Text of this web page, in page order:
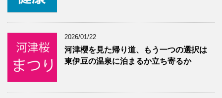
2026/01/22
河津櫻を見た帰り道、もう一つの選択は
東伊豆の温泉に泊まるか立ち寄るか